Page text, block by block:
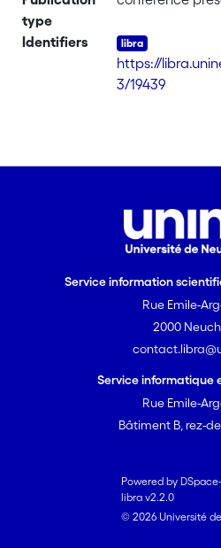
Zurich,
type
Identifiers
https://
3/19439
Service information
Rue Emile-
2000
Service informatique
Rue Emile-
Bâtiment B, rez-
Powered by
libra v2.2.0
© 2026 Université